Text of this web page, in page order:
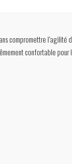
l’agilité
confortable pour